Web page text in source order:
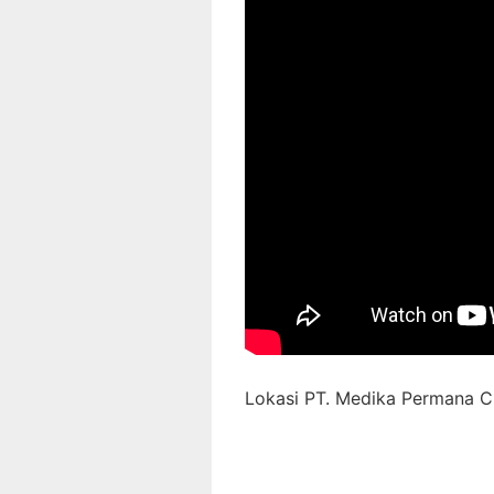
Lokasi PT. Medika Permana